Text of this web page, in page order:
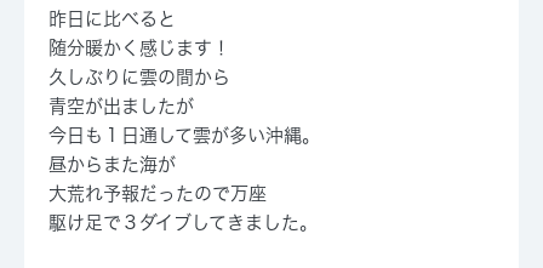
昨日に比べると
随分暖かく感じます！
久しぶりに雲の間から
青空が出ましたが
今日も１日通して雲が多い沖縄。
昼からまた海が
大荒れ予報だったので万座
駆け足で３ダイブしてきました。